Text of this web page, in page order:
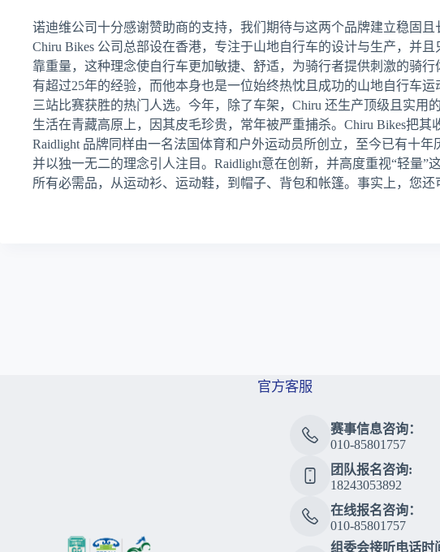
诺迪维公司十分感谢赞助商的支持，我们期待与这两个品牌建立稳固且
Chiru Bikes 公司总部设在香港，专注于山地自行车的设计与生产，并
靠重量，这种理念使自行车更加敏捷、舒适，为骑行者提供刺激的骑行
有超过25年的经验，而他本身也是一位始终热忱且成功的山地自行车
三站比赛获胜的热门人选。今年，除了车架，Chiru 还生产顶级且实用
生活在青藏高原上，因其皮毛珍贵，常年被严重捕杀。Chiru Bikes把
Raidlight 品牌同样由一名法国体育和户外运动员所创立，至今已有十
并以独一无二的理念引人注目。Raidlight意在创新，并高度重视“轻量
所有必需品，从运动衫、运动鞋，到帽子、背包和帐篷。事实上，您还
官方客服
赛事信息咨询：
010-85801757
团队报名咨询:
18243053892
在线报名咨询：
010-85801757
组委会接听电话时